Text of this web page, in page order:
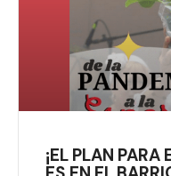
¡EL PLAN PARA